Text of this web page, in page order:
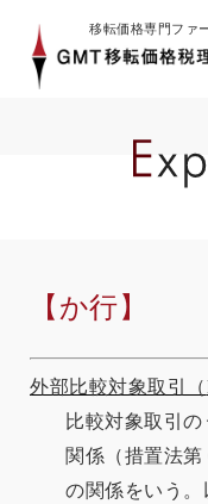
移転価格専門ファ
【か行】
外部比較対象取引（
比較対象取引
関係（措置法第
の関係をいう